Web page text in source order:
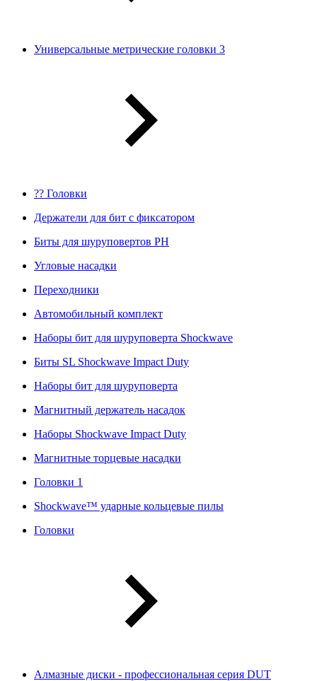
Универсальные метрические головки 3
?? Головки
Держатели для бит с фиксатором
Биты для шуруповертов PH
Угловые насадки
Переходники
Автомобильный комплект
Наборы бит для шуруповерта Shockwave
Биты SL Shockwave Impact Duty
Наборы бит для шуруповерта
Магнитный держатель насадок
Наборы Shockwave Impact Duty
Магнитные торцевые насадки
Головки 1
Shockwave™ ударные кольцевые пилы
Головки
Алмазные диски - профессиональная серия DUT